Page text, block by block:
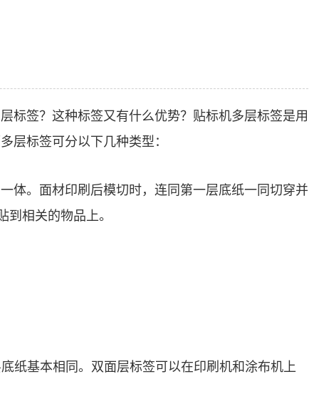
标签？这种标签又有什么优势？贴标机多层标签是用
层标签可分以下几种类型：
体。面材印刷后模切时，连同第一层底纸一同切穿并
相关的物品上。
基本相同。双面层标签可以在印刷机和涂布机上